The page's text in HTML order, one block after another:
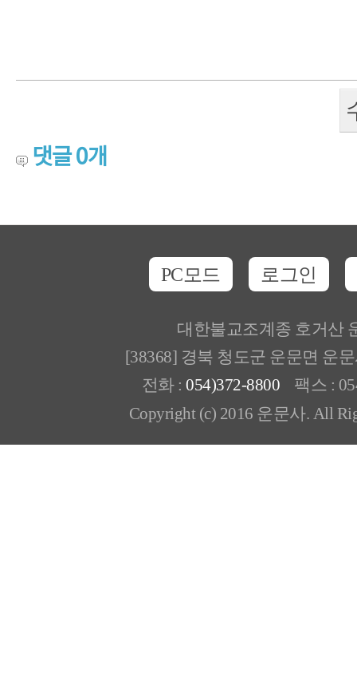
댓글0개
PC모드 로그인
대한불교조계종 호거산
[38368] 경북 청도군 운문면 운
전화 : 054)372-8800 팩스 :
Copyright (c) 2016 운문사. All